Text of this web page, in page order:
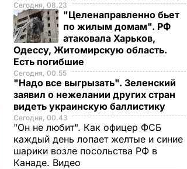
Сегодня, 08.23
"Целенаправленно бьет
по жилым домам". РФ
атаковала Харьков,
Одессу, Житомирскую область.
Есть погибшие
Сегодня, 00.55
"Надо все выгрызать". Зеленский
заявил о нежелании других стран
видеть украинскую баллистику
Сегодня, 00.43
"Он не любит". Как офицер ФСБ
каждый день лопает желтые и синие
шарики возле посольства РФ в
Канаде. Видео